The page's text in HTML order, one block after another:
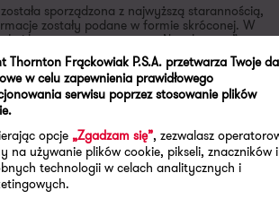
została sporządzona z najwyższą starannością,
zostały podane w formie skróconej. W
i komentarze zawarte w „Newsletterze”
a zawarte w nich informacje nie
analizy zagadnienia. Wobec
nie ponosi odpowiedzialności za
w wyniku czynności podjętych lub
niniejszej publikacji. Jeżeli są Państwo
omówieniem niektórych kwestii
numerze „Newslettera”, zachęcamy do
współpracy. Wszelkie uwagi i sugestie
adres jacek.kowalczyk@pl.gt.com.
Thornton Frąckowiak P.S.A. przetwarza Twoje
w celu zapewnienia prawidłowego
serwisu poprzez stosowanie plików
opcje „Zgadzam się”, zezwalasz
na używanie plików cookie, pikseli, znaczników i
technologii w celach analitycznych i